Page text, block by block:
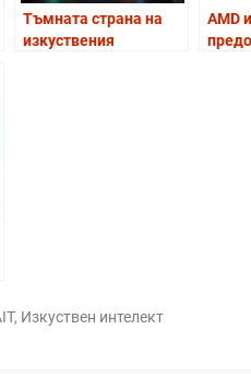
Тъмната страна на
изкуствения
AMD
, Изкуствен интелект